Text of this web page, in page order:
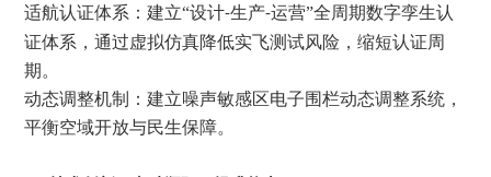
适航认证体系：建立“设计-生产-运营”全周期数字孪生认
证体系，通过虚拟仿真降低实飞测试风险，缩短认证周
期。
动态调整机制：建立噪声敏感区电子围栏动态调整系统，
平衡空域开放与民生保障。